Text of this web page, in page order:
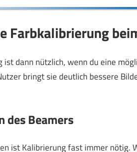
Farbkalibrierung
ist dann nützlich, wenn du eine
bringt sie deutlich bessere
des Beamers
ist Kalibrierung fast immer nötig.